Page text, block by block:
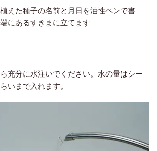
えた種子の名前と月日を油性ペンで書
にあるすきまに立てます
充分に水注いでください。水の量はシー
いまで入れます。